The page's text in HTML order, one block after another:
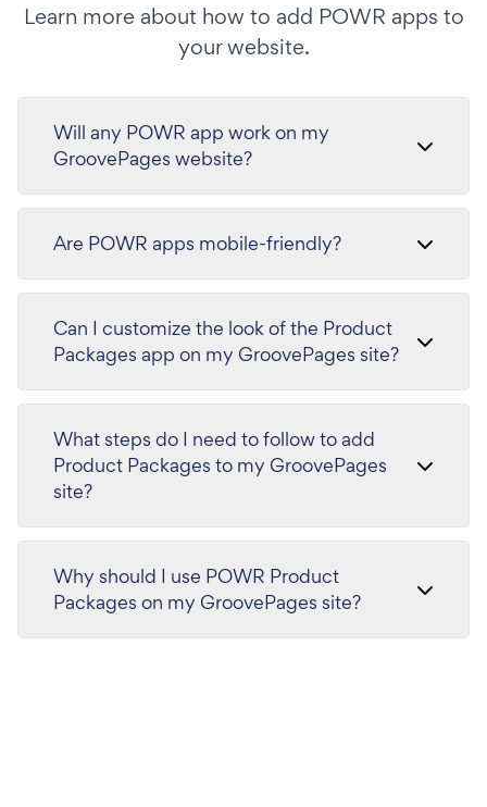
Learn more about how to add POWR apps to
your website.
Will any POWR app work on my
GroovePages website?
Are POWR apps mobile-friendly?
Can I customize the look of the Product
Packages app on my GroovePages site?
What steps do I need to follow to add
Product Packages to my GroovePages
site?
Why should I use POWR Product
Packages on my GroovePages site?